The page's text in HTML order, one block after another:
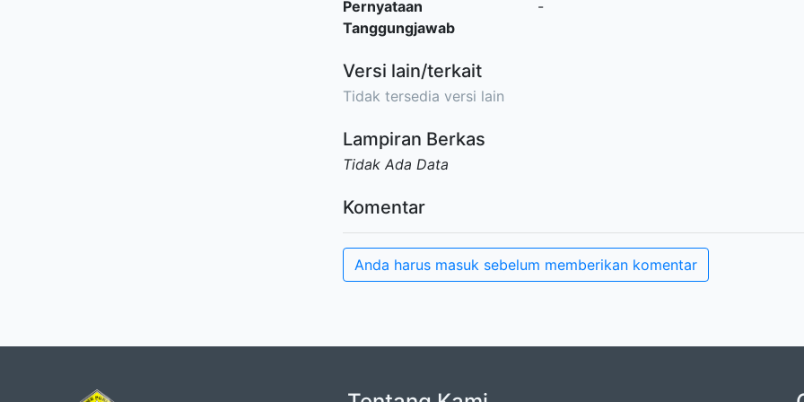
Pernyataan
Tanggungjawab
-
Versi lain/terkait
Tidak tersedia versi lain
Lampiran Berkas
Tidak Ada Data
Komentar
Anda harus masuk sebelum memberikan komentar